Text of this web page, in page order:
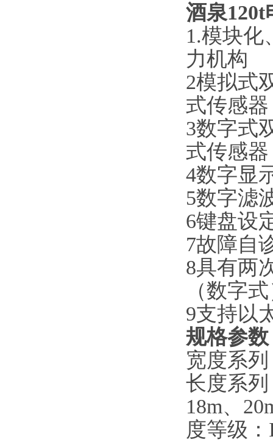
酒泉120t
1.模块化
力机构
2模拟式
式传感
3数字式
式传感
4数字显
5数字滤
6键盘设
7故障自
8具有两
（数字
9支持以
规格参
宽度系
长度系
18m、
度等级：